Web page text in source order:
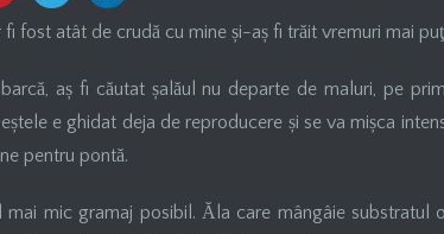
fost atât de crudă cu mine și-aș fi trăit vremuri mai
aș fi căutat șalăul nu departe de maluri, pe
e ghidat deja de reproducere și se va mișca
pentru pontă.
mic gramaj posibil. Ăla care mângâie substratul